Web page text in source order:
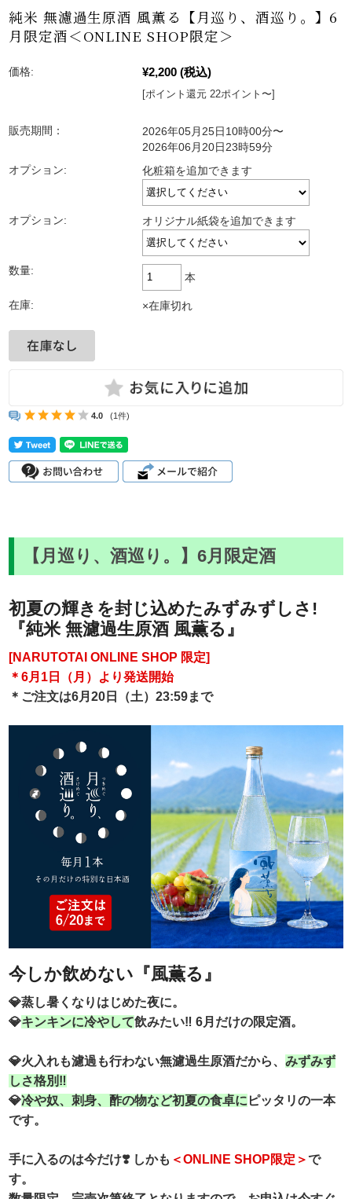
純米 無濾過生原酒 風薫る【月巡り、酒巡り。】6
月限定酒＜ONLINE SHOP限定＞
価格: ¥2,200 (税込)
[ポイント還元 22ポイント〜]
販売期間：
2026年05月25日10時00分〜
2026年06月20日23時59分
オプション:
化粧箱を追加できます
オプション: オリジナル紙袋を追加できます
数量:
本
在庫: ×在庫切れ
4.0 (1件)
【月巡り、酒巡り。】6月限定酒
初夏の輝きを封じ込めたみずみずしさ!
『純米 無濾過生原酒 風薫る』
[NARUTOTAI ONLINE SHOP 限定]
＊6月1日（月）より発送開始
＊ご注文は6月20日（土）23:59まで
今しか飲めない『風薫る』
💎蒸し暑くなりはじめた夜に。
💎キンキンに冷やして飲みたい‼️ 6月だけの限定酒。
💎火入れも濾過も行わない無濾過生原酒だから、みずみず
しさ格別‼️
💎冷や奴、刺身、酢の物など初夏の食卓に ピッタリの一本
です。
手に入るのは今だけ❣️ しかも ＜ONLINE SHOP限定＞で
す。